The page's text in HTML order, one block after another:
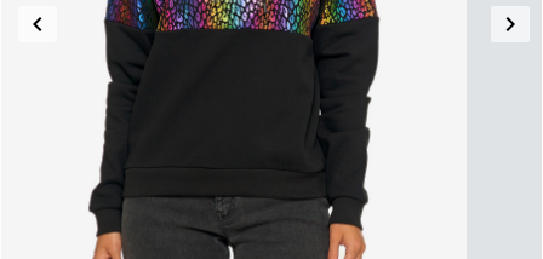
Poprzedni
keyboard_arrow_left keyboard_arrow_right